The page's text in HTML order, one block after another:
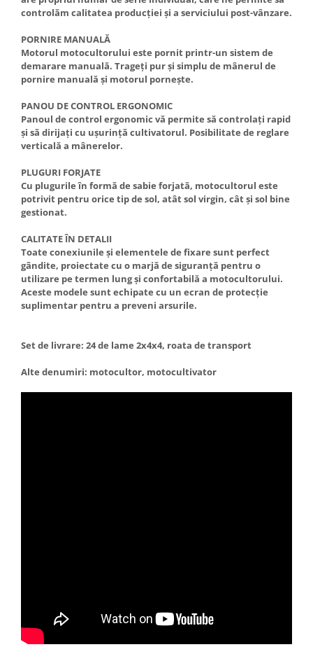
controlăm calitatea producției și a serviciului post-vânzare.
PORNIRE MANUALĂ
Motorul motocultorului este pornit printr-un sistem de
demarare manuală. Trageți pur și simplu de mânerul de
pornire manuală și motorul pornește.
PANOU DE CONTROL ERGONOMIC
Panoul de control ergonomic vă permite să controlați rapid
și să dirijați cu ușurință cultivatorul. Posibilitate de reglare
verticală a mânerelor.
PLUGURI FORJATE
Cu plugurile în formă de sabie forjată, motocultorul este
potrivit pentru orice tip de sol, atât sol virgin, cât și sol bine
gestionat.
CALITATE ÎN DETALII
Toate conexiunile și elementele de fixare sunt perfect
gândite, proiectate cu o marjă de siguranță pentru o
utilizare pe termen lung și confortabilă a motocultorului.
Aceste modele sunt echipate cu un ecran de protecție
suplimentar pentru a preveni arsurile.
Set de livrare: 24 de lame 2x4x4, roata de transport
Alte denumiri: motocultor, motocultivator